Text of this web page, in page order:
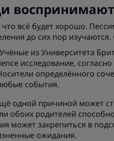
всё будет хорошо.
до сих пор
из Университета
исследование,
определённого
события.
одной причиной может
обоих родителей
может закрепиться в
ожидания.